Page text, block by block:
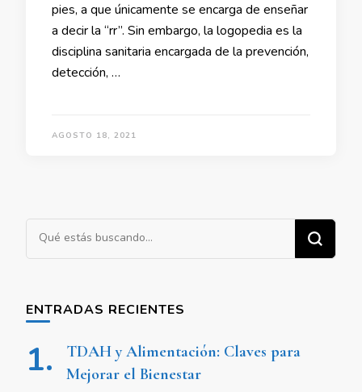
pies, a que únicamente se encarga de enseñar
a decir la “rr”. Sin embargo, la logopedia es la
disciplina sanitaria encargada de la prevención,
detección, …
AGOSTO 18, 2021
¿Buscas
algo?
ENTRADAS RECIENTES
TDAH y Alimentación: Claves para
Mejorar el Bienestar